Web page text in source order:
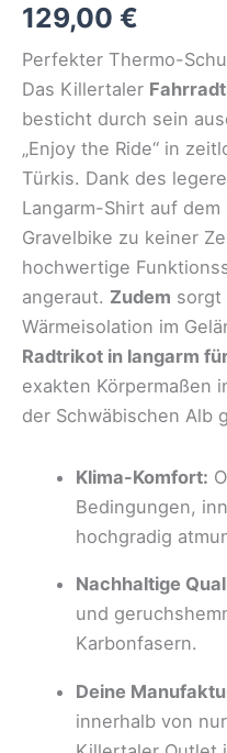
129,00 €
Perfekter Thermo-
Das Killertaler
besticht durch sein
„Enjoy the Ride“ in
Türkis. Dank des
Langarm-Shirt auf
Gravelbike zu keiner
hochwertige
angeraut. Zudem sorgt
Wärmeisolation im
Radtrikot in langarm
exakten Körpermaßen
der Schwäbischen Alb
Klima-Komfort:
Bedingungen,
hochgradig
Nachhaltige
und
Karbonfasern.
Deine
innerhalb von